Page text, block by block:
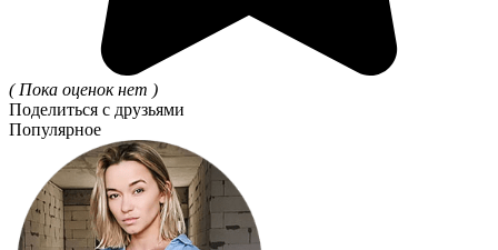
( Пока оценок нет )
Поделиться с друзьями
Популярное